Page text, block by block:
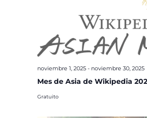
Mes de Asia de Wikipedia
noviembre 1, 2025- noviembre 30, 2025
Gratuito